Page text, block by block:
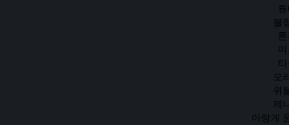
튜
블
론
미
티
오
위
제
아랑게